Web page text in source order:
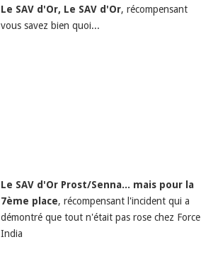
Le SAV d'Or, Le SAV d'Or, récompensant
vous savez bien quoi...
Le SAV d'Or Prost/Senna... mais pour la
7ème place, récompensant l'incident qui a
démontré que tout n'était pas rose chez Force
India